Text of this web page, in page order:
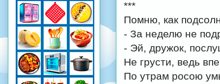
***
Помню, как
- За неделю не
- Эй, дружок,
Не грусти, ведь
По утрам росою